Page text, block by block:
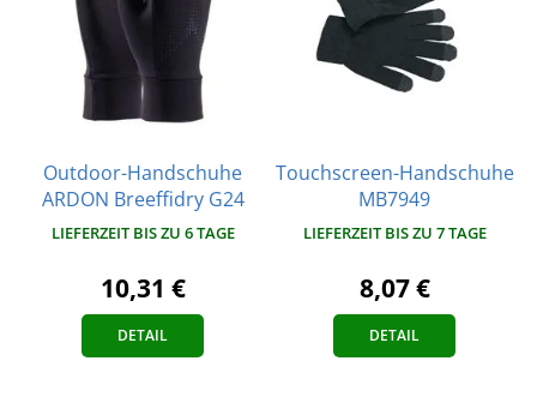
Outdoor-Handschuhe
ARDON Breeffidry G24
LIEFERZEIT BIS ZU 6 TAGE
10,31 €
DETAIL
Touchscreen-Handschuhe
MB7949
LIEFERZEIT BIS ZU 7 TAGE
8,07 €
DETAIL